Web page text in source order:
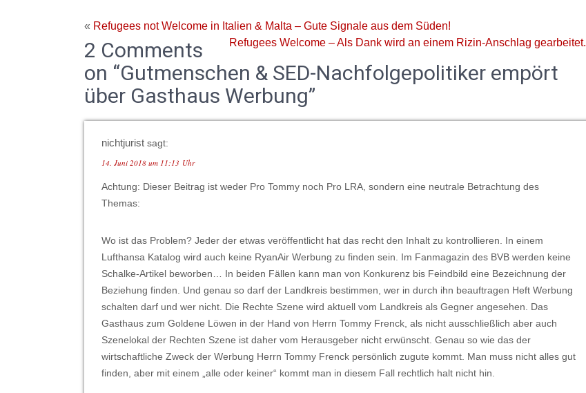
« Refugees not Welcome in Italien & Malta – Gute Signale aus dem Süden!
Refugees Welcome – Als Dank wird an einem Rizin-Anschlag gearbeitet.
2 Comments
on “Gutmenschen & SED-Nachfolgepolitiker empört
über Gasthaus Werbung”
nichtjurist sagt:
14. Juni 2018 um 11:13 Uhr
Achtung: Dieser Beitrag ist weder Pro Tommy noch Pro LRA, sondern eine neutrale Betrachtung des
Themas:
Wo ist das Problem? Jeder der etwas veröffentlicht hat das recht den Inhalt zu kontrollieren. In einem
Lufthansa Katalog wird auch keine RyanAir Werbung zu finden sein. Im Fanmagazin des BVB werden keine
Schalke-Artikel beworben… In beiden Fällen kann man von Konkurenz bis Feindbild eine Bezeichnung der
Beziehung finden. Und genau so darf der Landkreis bestimmen, wer in durch ihn beauftragen Heft Werbung
schalten darf und wer nicht. Die Rechte Szene wird aktuell vom Landkreis als Gegner angesehen. Das
Gasthaus zum Goldene Löwen in der Hand von Herrn Tommy Frenck, als nicht ausschließlich aber auch
Szenelokal der Rechten Szene ist daher vom Herausgeber nicht erwünscht. Genau so wie das der
wirtschaftliche Zweck der Werbung Herrn Tommy Frenck persönlich zugute kommt. Man muss nicht alles gut
finden, aber mit einem „alle oder keiner“ kommt man in diesem Fall rechtlich halt nicht hin.